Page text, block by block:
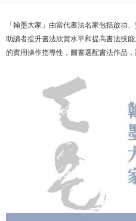
「翰墨大家」由當代書法名家包括啟功
助讀者提升書法欣賞水平和提高書法技
的實用操作指導性，圖書選配書法作品